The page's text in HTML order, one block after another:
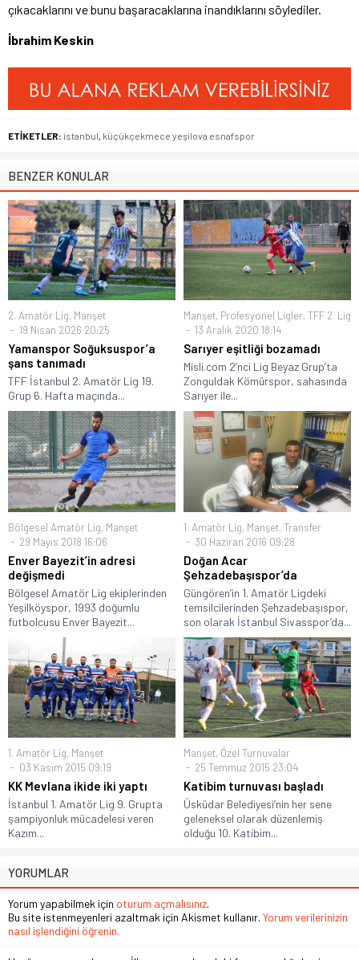
çıkacaklarını ve bunu başaracaklarına inandıklarını söylediler.
İbrahim Keskin
ETİKETLER: istanbul küçükçekmece yeşilova esnafspor
BENZER KONULAR
2. Amatör Lig, Manşet
19 Nisan 2026 20:25
Yamanspor Soğuksuspor’a
şans tanımadı
TFF İstanbul 2. Amatör Lig 19.
Grup 6. Hafta maçında...
Manşet, Profesyonel Ligler, TFF 2. Lig
13 Aralık 2020 18:14
Sarıyer eşitliği bozamadı
Misli.com 2’nci Lig Beyaz Grup’ta
Zonguldak Kömürspor, sahasında
Sarıyer ile...
Bölgesel Amatör Lig, Manşet
29 Mayıs 2018 16:06
Enver Bayezit’in adresi
değişmedi
Bölgesel Amatör Lig ekiplerinden
Yeşilköyspor, 1993 doğumlu
futbolcusu Enver Bayezit...
1. Amatör Lig, Manşet, Transfer
30 Haziran 2016 09:28
Doğan Acar
Şehzadebaşıspor’da
Güngören’in 1. Amatör Ligdeki
temsilcilerinden Şehzadebaşıspor,
son olarak İstanbul Sivasspor’da...
1. Amatör Lig, Manşet
03 Kasım 2015 09:19
KK Mevlana ikide iki yaptı
İstanbul 1. Amatör Lig 9. Grupta
şampiyonluk mücadelesi veren
Kazım...
Manşet, Özel Turnuvalar
25 Temmuz 2015 23:04
Katibim turnuvası başladı
Üsküdar Belediyesi’nin her sene
geleneksel olarak düzenlemiş
olduğu 10. Katibim...
YORUMLAR
Yorum yapabilmek için oturum açmalısınız.
Bu site istenmeyenleri azaltmak için Akismet kullanır. Yorum verilerinizin
nasıl işlendiğini öğrenin.